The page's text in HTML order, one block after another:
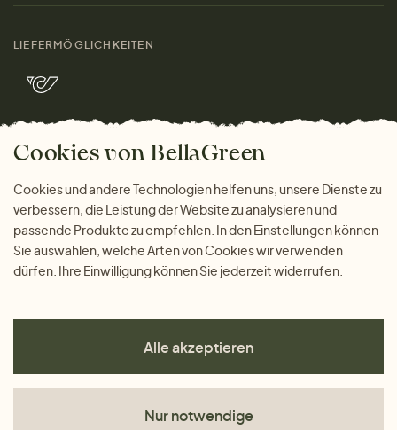
Kontakt
Marken
Bella Green Magazin
Damen
Herren
Wohnen
Geschenke
Warum bei uns einkaufen
LIEFERMÖGLICHKEITEN
ZAHLUNGSMÖGLICHKEITEN
Cookies von BellaGreen
Cookies und andere Technologien helfen uns, unsere Dienste zu
verbessern, die Leistung der Website zu analysieren und
passende Produkte zu empfehlen. In den Einstellungen können
Sie auswählen, welche Arten von Cookies wir verwenden
dürfen. Ihre Einwilligung können Sie jederzeit widerrufen.
Alle akzeptieren
Nur notwendige